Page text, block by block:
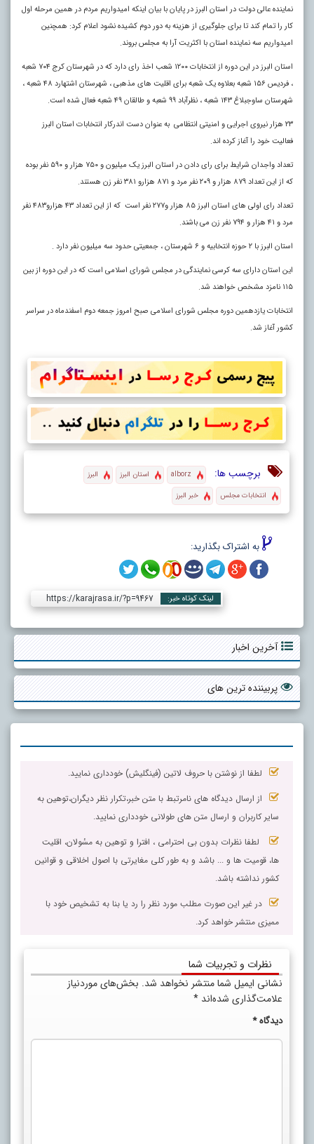
نماینده عالی دولت در استان البرز در پایان با بیان اینکه امیدواریم مردم در همین مرحله اول
کار را تمام کند تا برای جلوگیری از هزینه به دور دوم کشیده نشود اعلام کرد: همچنین
امیدواریم سه نماینده استان با اکثریت آرا به مجلس بروند.
استان البرز در این دوره از انتخابات ۱۲۰۰ شعب اخذ رای دارد که در شهرستان کرج ۷۰۴ شعبه
، فردیس ۱۵۶ شعبه بعلاوه یک شعبه برای اقلیت های مذهبی ، شهرستان اشتهارد ۴۸ شعبه ،
شهرستان ساوجبلاغ ۱۴۳ شعبه ، نظرآباد ۹۹ شعبه و طالقان ۴۹ شعبه فعال شده است.
۲۳ هزار نیروی اجرایی و امنیتی انتظامی به عنوان دست اندرکار انتخابات استان البرز
فعالیت خود را آغاز کرده اند.
تعداد واجدان شرایط برای رای دادن در استان البرز یک میلیون و ۷۵۰ هزار و ۵۹۰ نفر بوده
که از این تعداد ۸۷۹ هزار و ۲۰۹ نفر مرد و ۸۷۱ هزارو ۳۸۱ نفر زن هستند.
تعداد رای اولی های استان البرز ۸۵ هزار و۲۷۷ نفر است که از این تعداد ۴۳ هزارو۴۸۳ نفر
مرد و ۴۱ هزار و ۷۹۴ نفر زن می باشند.
استان البرز با ۲ حوزه انتخابیه و ۶ شهرستان ، جمعیتی حدود سه میلیون نفر دارد .
این استان دارای سه کرسی نمایندگی در مجلس شورای اسلامی است که در این دوره از بین
۱۱۵ نامزد مشخص خواهند شد.
انتخابات یازدهمین دوره مجلس شورای اسلامی صبح امروز جمعه دوم اسفندماه در سراسر
کشور آغاز شد.
برچسب ها: alborz استان البرز
البرز
انتخابات مجلس
خبر البرز
به اشتراک بگذارید:
لینک کوتاه خبر: https://karajrasa.ir/?p=9467
آخرین اخبار
پربیننده ترین های
لطفا از نوشتن با حروف لاتین (فینگلیش) خودداری نمایید.
از ارسال دیدگاه های نامرتبط با متن خبر،تکرار نظر دیگران،توهین به
سایر کاربران و ارسال متن های طولانی خودداری نمایید.
لطفا نظرات بدون بی احترامی ، افترا و توهین به مسٔولان، اقلیت
ها، قومیت ها و ... باشد و به طور کلی مغایرتی با اصول اخلاقی و قوانین
کشور نداشته باشد.
در غیر این صورت مطلب مورد نظر را رد یا بنا به تشخیص خود با
ممیزی منتشر خواهد کرد.
نظرات و تجربیات شما
نشانی ایمیل شما منتشر نخواهد شد. بخش‌های موردنیاز
علامت‌گذاری شده‌اند *
دیدگاه*